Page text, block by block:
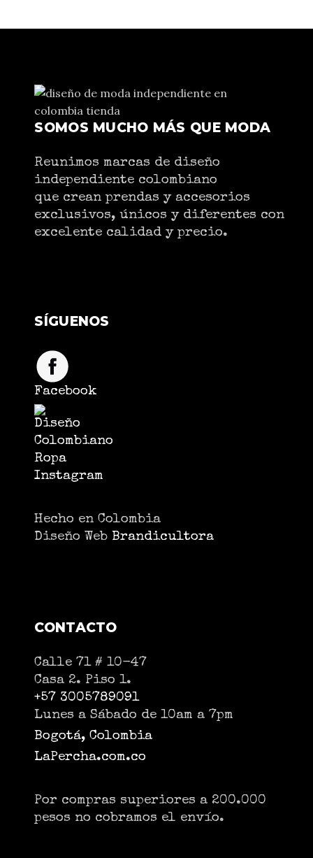
SOMOS MUCHO MÁS QUE MODA
Reunimos marcas de diseño
independiente colombiano
que crean prendas y accesorios
exclusivos, únicos y diferentes con
excelente calidad y precio.
SÍGUENOS
Facebook
Instagram
Hecho en Colombia
Diseño Web Brandicultora
CONTACTO
Calle 71 # 10-47
Casa 2. Piso 1.
+57 3005789091
Lunes a Sábado de 10am a 7pm
Bogotá, Colombia
LaPercha.com.co
Por compras superiores a 200.000
pesos no cobramos el envío.